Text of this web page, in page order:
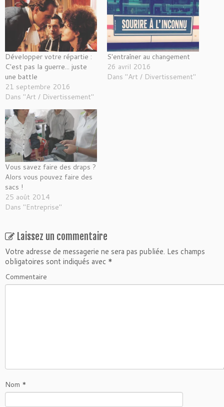
Développer votre répartie :
C'est pas la guerre... juste
une battle
21 septembre 2016
Dans "Art / Divertissement"
S'entraîner au changement
26 avril 2016
Dans "Art / Divertissement"
Vous savez faire des draps ?
Alors vous pouvez faire des
sacs !
25 août 2014
Dans "Entreprise"
Laissez un commentaire
Votre adresse de messagerie ne sera pas publiée. Les champs
obligatoires sont indiqués avec *
Commentaire
Nom *